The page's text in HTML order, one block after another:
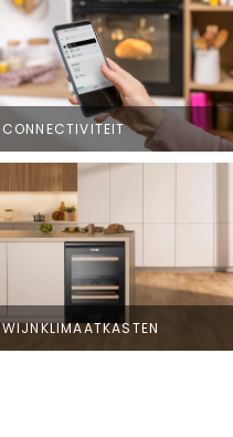
CONNECTIVITEIT
WIJNKLIMAATKASTEN